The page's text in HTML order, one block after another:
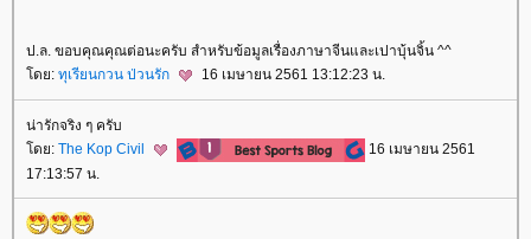
ป.ล. ขอบคุณคุณต่อนะครับ สำหรับข้อมูลเรื่องภาษาจีนและเปาบุ้นจิ้น ^^
ดย: ทุเรียนกวน ป่วนรัก 16 เมษายน 2561 13:12:23 น.
น่ารักจริง ๆ ครับ
ดย: The Kop Civil
16 เมษายน 2561
17:13:57 น.